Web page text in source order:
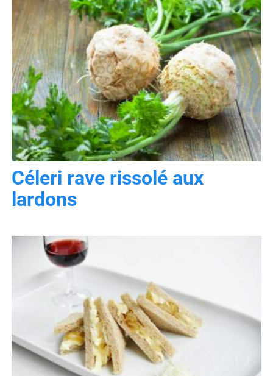
Céleri rave rissolé aux
lardons